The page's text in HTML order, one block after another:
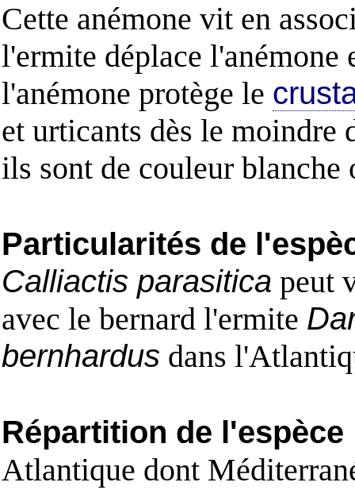
Cette anémone vit en
l'ermite déplace l'anémone
l'anémone protège le
et urticants dès le moindre
ils sont de couleur blanche
Particularités de
Calliactis parasitica peut
avec le bernard l'ermite
bernhardus dans
Répartition de l'espèce
Atlantique dont